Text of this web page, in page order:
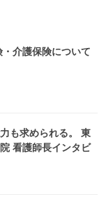
介護保険について
も求められる。 東
看護師長インタビ